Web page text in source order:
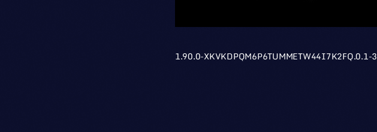
1.90.0-XKVKDPQM6P6TUMMETW44I7K2FQ.0.1-3